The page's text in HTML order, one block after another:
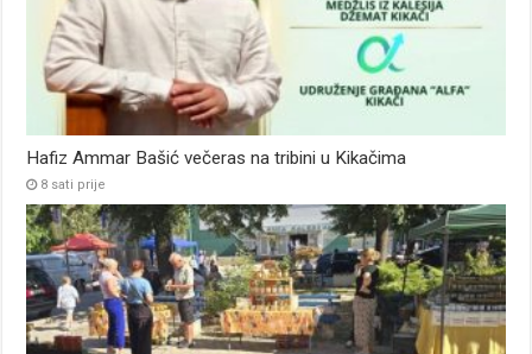
Hafiz Ammar Bašić večeras na tribini u Kikačima
8 sati prije